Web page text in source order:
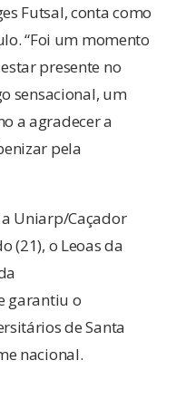
Futsal, conta como
“Foi um momento
presente no
sensacional, um
a agradecer a
pela
Uniarp/Caçador
(21), o Leoas da
garantiu o
de Santa
nacional.